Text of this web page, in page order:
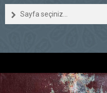
Sayfa seçiniz...